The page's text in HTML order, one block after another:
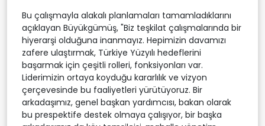
Bu çalışmayla alakalı planlamaları tamamladıklarını
açıklayan Büyükgümüş, "Biz teşkilat çalışmalarında bir
hiyerarşi olduğuna inanmayız. Hepimizin davamızı
zafere ulaştırmak, Türkiye Yüzyılı hedeflerini
başarmak için çeşitli rolleri, fonksiyonları var.
Liderimizin ortaya koyduğu kararlılık ve vizyon
çerçevesinde bu faaliyetleri yürütüyoruz. Bir
arkadaşımız, genel başkan yardımcısı, bakan olarak
bu prespektife destek olmaya çalışıyor, bir başka